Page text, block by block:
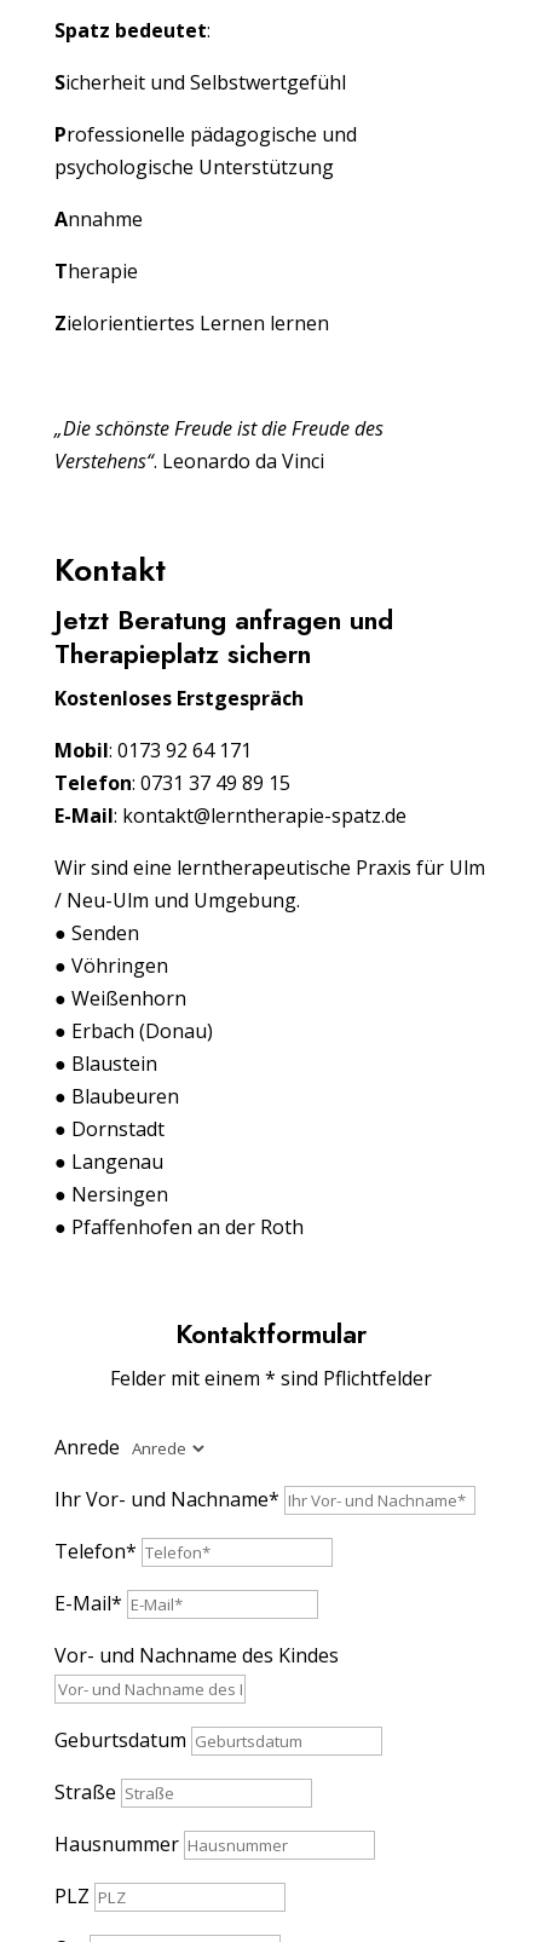
Spatz bedeutet:
Sicherheit und Selbstwertgefühl
Professionelle pädagogische und
psychologische Unterstützung
Annahme
Therapie
Zielorientiertes Lernen lernen
„Die schönste Freude ist die Freude des
Verstehens“. Leonardo da Vinci
Kontakt
Jetzt Beratung anfragen und
Therapieplatz sichern
Kostenloses Erstgespräch
Mobil: 0173 92 64 171
Telefon: 0731 37 49 89 15
E-Mail: kontakt@lerntherapie-spatz.de
Wir sind eine lerntherapeutische Praxis für Ulm
/ Neu-Ulm und Umgebung.
● Senden
● Vöhringen
● Weißenhorn
● Erbach (Donau)
● Blaustein
● Blaubeuren
● Dornstadt
● Langenau
● Nersingen
● Pfaffenhofen an der Roth
Kontaktformular
Felder mit einem * sind Pflichtfelder
Anrede
Ihr Vor- und Nachname*
Telefon*
E-Mail*
Vor- und Nachname des Kindes
Geburtsdatum
Straße
Hausnummer
PLZ